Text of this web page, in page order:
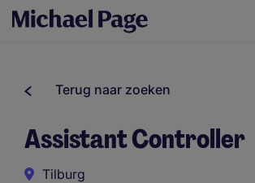
Terug naar zoeken
Assistant Controller
Tilburg